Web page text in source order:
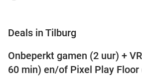
Deals in Tilburg
Onbeperkt gamen (2 uur) +
60 min) en/of Pixel Play